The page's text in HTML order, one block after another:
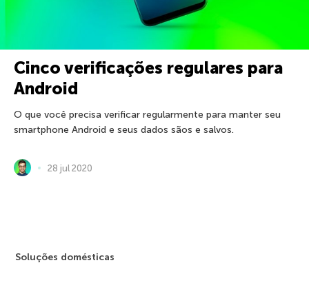
Cinco verificações regulares para
Android
O que você precisa verificar regularmente para manter seu
smartphone Android e seus dados sãos e salvos.
28 jul 2020
Soluções domésticas